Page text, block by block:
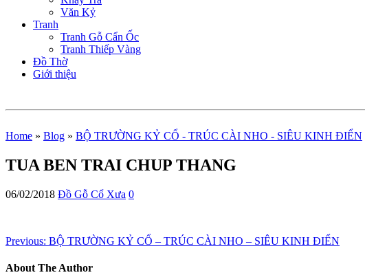
Văn Kỷ
Tranh
Tranh Gỗ Cẩn Ốc
Tranh Thiếp Vàng
Đồ Thờ
Giới thiệu
Home » Blog » BỘ TRƯỜNG KỶ CỔ - TRÚC CÀI NHO - SIÊU KINH ĐIỂN
TUA BEN TRAI CHUP THANG
06/02/2018 Đồ Gỗ Cổ Xưa 0
Previous: BỘ TRƯỜNG KỶ CỔ – TRÚC CÀI NHO – SIÊU KINH ĐIỂN
About The Author